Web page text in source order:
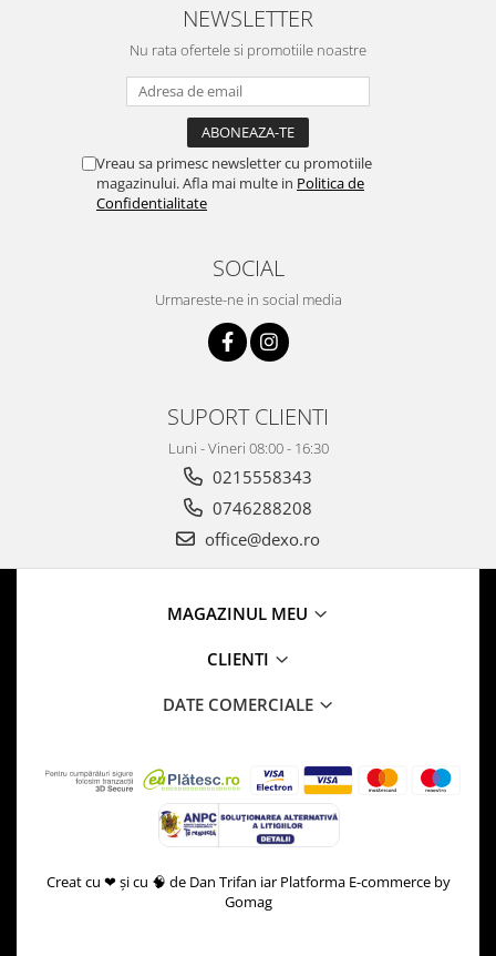
NEWSLETTER
Nu rata ofertele si promotiile noastre
Vreau sa primesc newsletter cu promotiile
magazinului. Afla mai multe in Politica de
Confidentialitate
SOCIAL
Urmareste-ne in social media
SUPORT CLIENTI
Luni - Vineri 08:00 - 16:30
0215558343
0746288208
office@dexo.ro
MAGAZINUL MEU
CLIENTI
DATE COMERCIALE
Creat cu ❤ și cu 🧠 de Dan Trifan iar Platforma E-commerce by
Gomag